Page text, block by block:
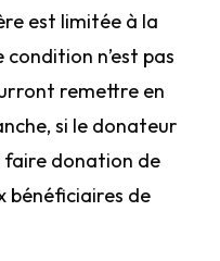
est limitée à la
n’est pas
remettre en
si le donateur
faire donation de
bénéficiaires de